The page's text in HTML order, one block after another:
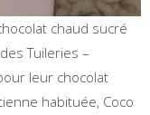
chaud sucré
Tuileries –
leur chocolat
habituée, Coco